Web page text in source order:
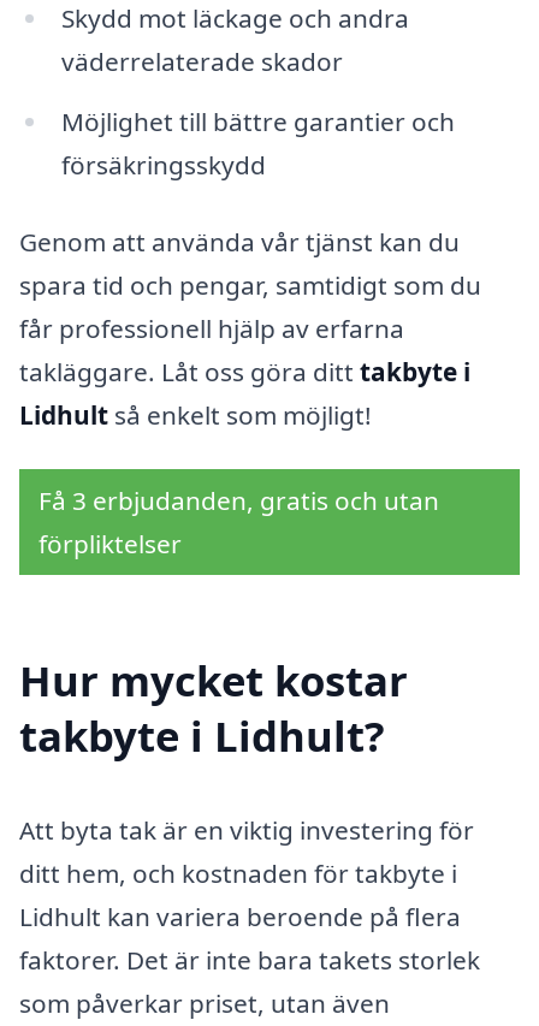
Skydd mot läckage och andra
väderrelaterade skador
Möjlighet till bättre garantier och
försäkringsskydd
Genom att använda vår tjänst kan du
spara tid och pengar, samtidigt som du
får professionell hjälp av erfarna
takläggare. Låt oss göra ditt takbyte i
Lidhult så enkelt som möjligt!
Få 3 erbjudanden, gratis och utan
förpliktelser
Hur mycket kostar
takbyte i Lidhult?
Att byta tak är en viktig investering för
ditt hem, och kostnaden för takbyte i
Lidhult kan variera beroende på flera
faktorer. Det är inte bara takets storlek
som påverkar priset, utan även